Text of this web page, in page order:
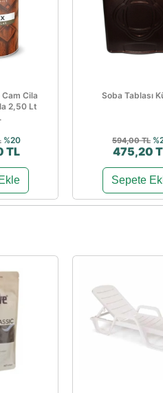
Cila
2,50 Lt
%20
TL
Soba Tablası
594,00 TL
475,20
Sepete